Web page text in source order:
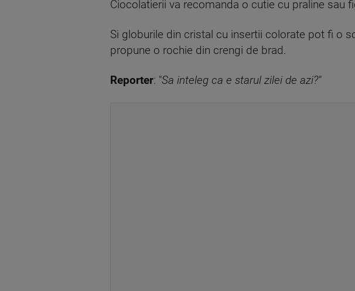
Ciocolatierii va recomanda o cutie cu praline sau
Si globurile din cristal cu insertii colorate pot fi o
propune o rochie din crengi de brad.
Reporter: "Sa inteleg ca e starul zilei de azi?"